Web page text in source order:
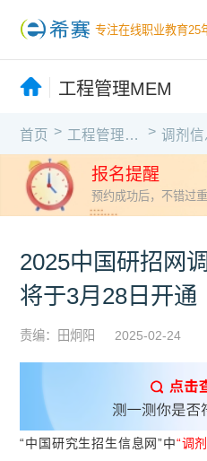
专注在线职业教育25
工程管理MEM
首页 > 工程管理MEM > 调剂信
报名提醒
预约成功后，不错过
2025中国研招网
将于3月28日开通
责编：田炯阳 2025-02-24
“中国研究生招生信息网”中“调